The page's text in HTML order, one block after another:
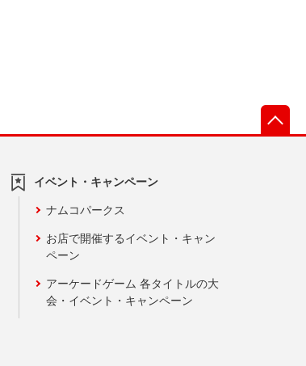
イベント・キャンペーン
ナムコパークス
お店で開催するイベント・キャン
ペーン
アーケードゲーム 各タイトルの大
会・イベント・キャンペーン